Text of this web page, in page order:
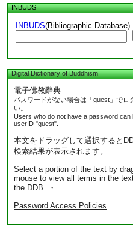
INBUDS
INBUDS(Bibliographic Database)
Digital Dictionary of Buddhism
電子佛教辭典
パスワードがない場合は「guest」でロ
い。
Users who do not have a password can
userID "guest".
本文をドラッグして選択すると
検索結果が表示されます。
Select a portion of the text by
mouse to view all terms in the
the DDB. ・
Password Access Policies